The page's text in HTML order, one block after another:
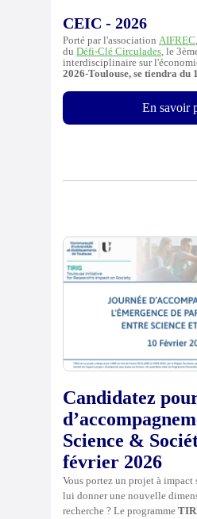
CEIC - 2026
Porté par l'association AIFREC,
du Défi-Clé Circulades, le
interdisciplinaire sur
2026-Toulouse, se tiendra du
En savoir
Candidatez
Science &
février 2026
Vous portez un projet à impact
lui donner une nouvelle
recherche ? Le programme